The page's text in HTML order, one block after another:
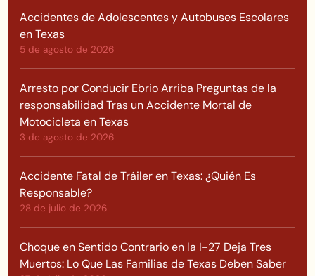
Accidentes de Adolescentes y Autobuses Escolares
en Texas
5 de agosto de 2026
Arresto por Conducir Ebrio Arriba Preguntas de la
responsabilidad Tras un Accidente Mortal de
Motocicleta en Texas
3 de agosto de 2026
Accidente Fatal de Tráiler en Texas: ¿Quién Es
Responsable?
28 de julio de 2026
Choque en Sentido Contrario en la I-27 Deja Tres
Muertos: Lo Que Las Familias de Texas Deben Saber